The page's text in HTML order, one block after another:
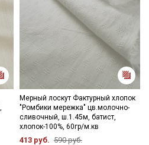
Мерный лоскут Фактурный хлопок
"Ромбики мережка" цв.молочно-
сливочный, ш.1.45м, батист,
хлопок-100%, 60гр/м.кв
413 руб. 590 руб.